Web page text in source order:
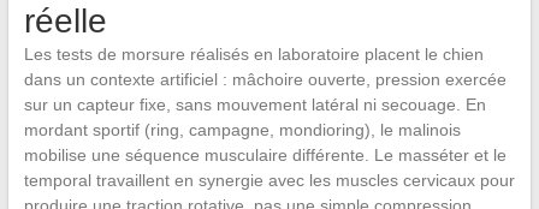
réelle
Les tests de morsure réalisés en laboratoire placent le chien
dans un contexte artificiel : mâchoire ouverte, pression exercée
sur un capteur fixe, sans mouvement latéral ni secouage. En
mordant sportif (ring, campagne, mondioring), le malinois
mobilise une séquence musculaire différente. Le masséter et le
temporal travaillent en synergie avec les muscles cervicaux pour